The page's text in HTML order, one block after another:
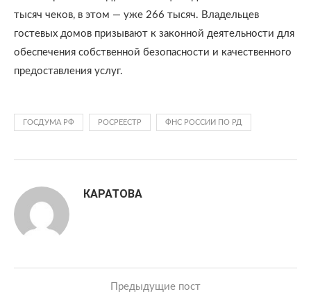
тысяч чеков, в этом — уже 266 тысяч. Владельцев
гостевых домов призывают к законной деятельности для
обеспечения собственной безопасности и качественного
предоставления услуг.
ГОСДУМА РФ РОСРЕЕСТР ФНС РОССИИ ПО РД
КАРАТОВА
Предыдущие пост